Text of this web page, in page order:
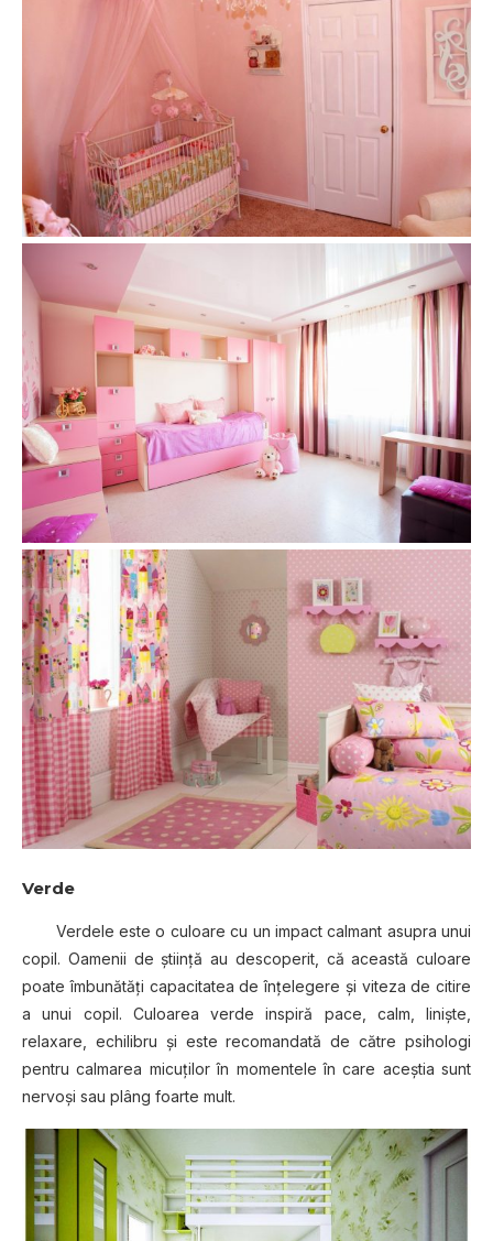
Verde
Verdele este o culoare cu un impact calmant asupra unui
copil. Oamenii de ştiinţă au descoperit, că această culoare
poate îmbunătăţi capacitatea de înţelegere şi viteza de citire
a unui copil. Culoarea verde inspiră pace, calm, linişte,
relaxare, echilibru şi este recomandată de către psihologi
pentru calmarea micuţilor în momentele în care aceştia sunt
nervoşi sau plâng foarte mult.